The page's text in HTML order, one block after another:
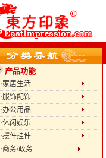
产品功能
·家居生活
·服饰配饰
·办公用品
·休闲娱乐
·摆件挂件
·商务/政务